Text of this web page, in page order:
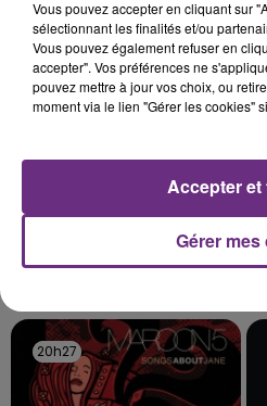
20h33
20h33
20h27
20h27
Vous pouvez accepter en cliquant sur
sélectionnant les finalités et/ou
Vous pouvez également refuser en
accepter". Vos préférences ne
pouvez mettre à jour vos choix, ou
moment via le lien "Gérer les cookies"
Gérer
Accepter et